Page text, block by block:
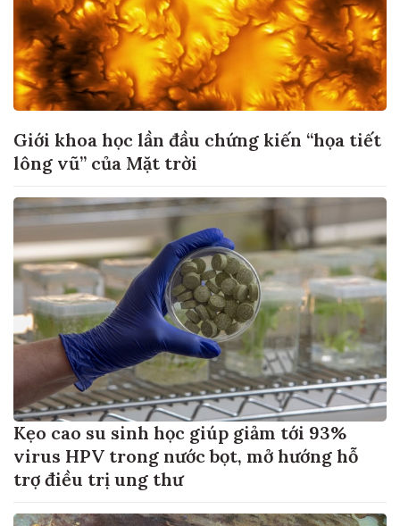
Giới khoa học lần đầu chứng kiến “họa tiết
lông vũ” của Mặt trời
Kẹo cao su sinh học giúp giảm tới 93%
virus HPV trong nước bọt, mở hướng hỗ
trợ điều trị ung thư